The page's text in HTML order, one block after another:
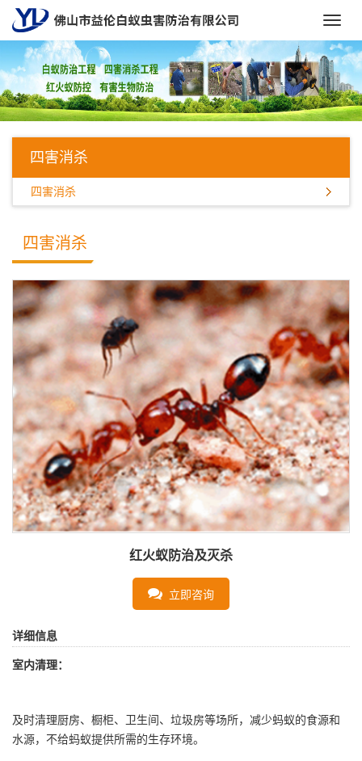
四害消杀
四害消杀
四害消杀
红火蚁防治及灭杀
立即咨询
详细信息
室内清理：
及时清理厨房、橱柜、卫生间、垃圾房等场所，减少蚂蚁的食源和
水源，不给蚂蚁提供所需的生存环境。